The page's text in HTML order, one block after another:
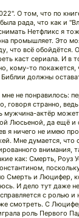
О том, что по
рада, что как и
Нетфликс я
промышляет. Это
что всё
каст сериала. И в
кому-то покажется,
должны
мне не понравилось:
говоря странно,
мужчина-актёр
Люсьеной, да ещё и
я ничего не имею
Мне думается, что
как: Смерть,
Смерть и Люцифер,
И дело тут даже
с ролью
смотреть. С
роль Первого